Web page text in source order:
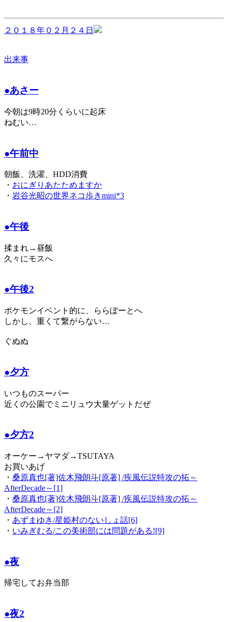
２０１８年０２月２４日
出来事
●あさー
今朝は9時20分くらいに起床
ねむい…
●午前中
朝飯、洗濯、HDD消費
・ おにぎりあたためますか
・ 岩谷光昭の世界ネコ歩きmini*3
●午後
揉まれ→昼飯
久々にモスへ
●午後2
ポケモンイベント的に、ららぽーとへ
しかし、重くて繋がらない…
ぐぬぬ
●夕方
いつものスーパー
近くの公園でミニリュウ大量ゲットだぜ
●夕方2
オーケー→ヤマダ→TSUTAYA
お買いあげ
・ 桑原真也[著]佐木飛朗斗[原著] /疾風伝説特攻の拓～
AfterDecade～[1]
・ 桑原真也[著]佐木飛朗斗[原著] /疾風伝説特攻の拓～
AfterDecade～[2]
・ あずまゆき/星姫村のないしょ話[6]
・ いみぎむる/この美術部には問題がある![9]
●夜
帰宅してお弁当部
●夜2